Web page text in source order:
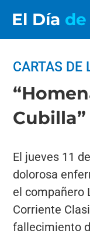
El Día
CARTAS DE
Cubilla”
El jueves 11
dolorosa
el compañero
Corriente
fallecimiento